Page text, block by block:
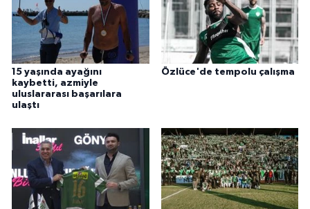
15 yaşında ayağını
kaybetti, azmiyle
uluslararası başarılara
ulaştı
Özlüce'de tempolu çalışma